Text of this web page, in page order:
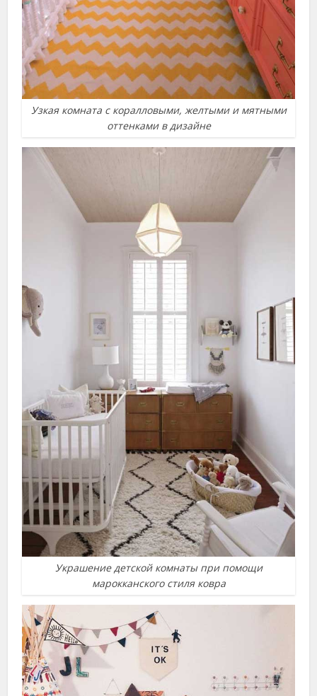
Узкая комната с коралловыми, желтыми и мятными
оттенками в дизайне
Украшение детской комнаты при помощи
марокканского стиля ковра